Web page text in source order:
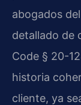
abogados
detallado de
Code § 20-
historia
cliente, ya